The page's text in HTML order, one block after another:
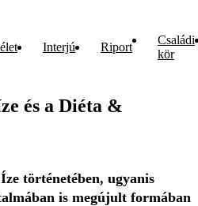
Interjú Riport
Családi
kör
és a Diéta &
történetében, ugyanis
is megújult formában